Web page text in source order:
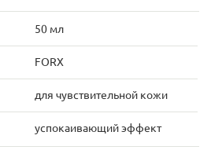
50 мл
FORX
для чувствительной кожи
успокаивающий эффект